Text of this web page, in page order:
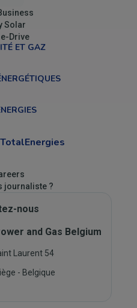
Solar
e-Drive
ET GAZ
journaliste ?
nous
and Gas Belgium
Laurent 54
- Belgique